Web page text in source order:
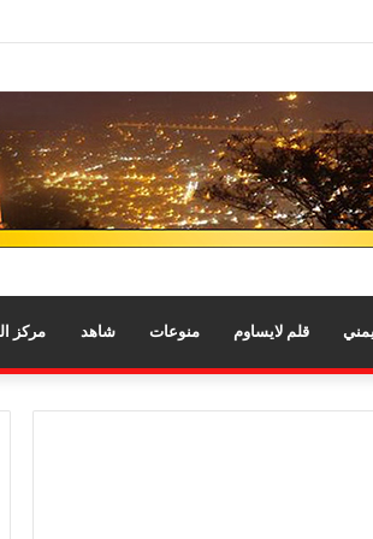
قلم لايساوم منوعات شاهد مركز